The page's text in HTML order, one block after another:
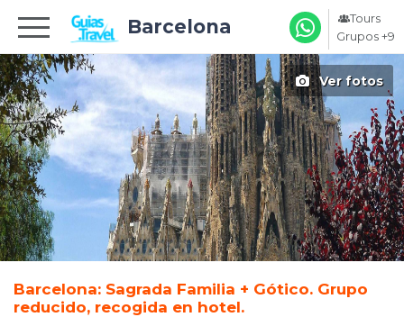
Barcelona
Tours
Grupos +9
Ver fotos
Barcelona: Sagrada Familia + Gótico. Grupo
reducido, recogida en hotel.